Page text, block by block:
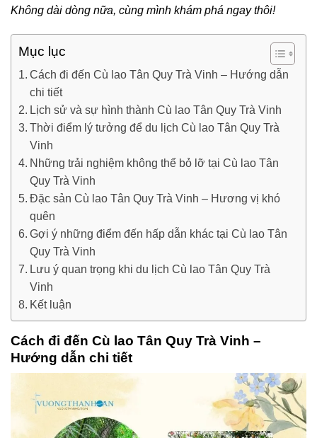
Không dài dòng nữa, cùng mình khám phá ngay thôi!
Mục lục
Cách đi đến Cù lao Tân Quy Trà Vinh – Hướng dẫn
chi tiết
Lịch sử và sự hình thành Cù lao Tân Quy Trà Vinh
Thời điểm lý tưởng để du lịch Cù lao Tân Quy Trà
Vinh
Những trải nghiệm không thể bỏ lỡ tại Cù lao Tân
Quy Trà Vinh
Đặc sản Cù lao Tân Quy Trà Vinh – Hương vị khó
quên
Gợi ý những điểm đến hấp dẫn khác tại Cù lao Tân
Quy Trà Vinh
Lưu ý quan trọng khi du lịch Cù lao Tân Quy Trà
Vinh
Kết luận
Cách đi đến Cù lao Tân Quy Trà Vinh –
Hướng dẫn chi tiết